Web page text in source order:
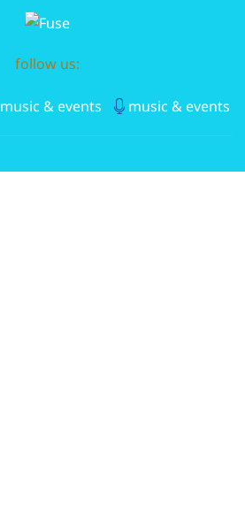
follow us:
music & events music & events